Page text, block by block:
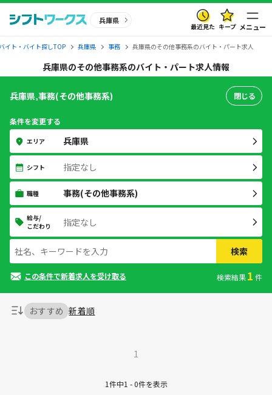
兵庫県
最近見た キープ メニュー
イト・バイト探しTOP 兵庫県 事務 兵庫県のその他事務系のバイト・パート求人
兵庫県のその他事務系のバイト・パート求人情報
おすすめ 新着順
1
1件中1 - 0件を表示
兵庫県,事務(その他事務系) 閉じる
条件を変更する
エリア 兵庫県
シフト 指定なし
職種 事務(その他事務系)
給与/
こだわり
指定なし
検索
この条件で新着求人を受け取る 検索結果1 件